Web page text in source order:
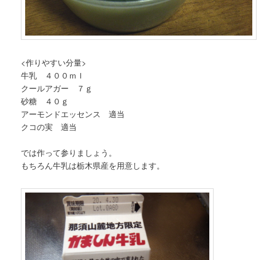
<作りやすい分量>
牛乳 ４００ｍｌ
クールアガー ７ｇ
砂糖 ４０ｇ
アーモンドエッセンス 適当
クコの実 適当
では作って参りましょう。
もちろん牛乳は栃木県産を用意します。